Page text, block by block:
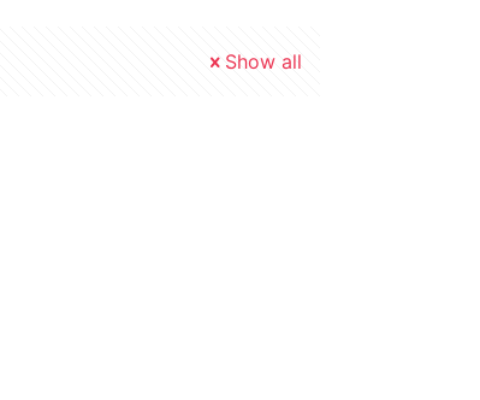
Show all